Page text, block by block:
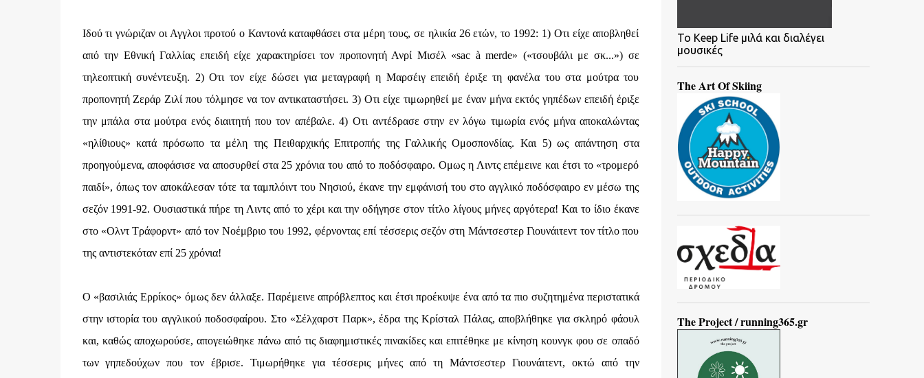
Ιδού τι γνώριζαν οι Αγγλοι προτού ο Καντονά καταφθάσει στα μέρη τους, σε ηλικία 26 ετών, το 1992: 1) Οτι είχε αποβληθεί
από την Εθνική Γαλλίας επειδή είχε χαρακτηρίσει τον προπονητή Ανρί Μισέλ «sac à merde» («τσουβάλι με σκ...») σε
τηλεοπτική συνέντευξη. 2) Οτι τον είχε δώσει για μεταγραφή η Μαρσέιγ επειδή έριξε τη φανέλα του στα μούτρα του
προπονητή Ζεράρ Ζιλί που τόλμησε να τον αντικαταστήσει. 3) Οτι είχε τιμωρηθεί με έναν μήνα εκτός γηπέδων επειδή έριξε
την μπάλα στα μούτρα ενός διαιτητή που τον απέβαλε. 4) Οτι αντέδρασε στην εν λόγω τιμωρία ενός μήνα αποκαλώντας
«ηλίθιους» κατά πρόσωπο τα μέλη της Πειθαρχικής Επιτροπής της Γαλλικής Ομοσπονδίας. Και 5) ως απάντηση στα
προηγούμενα, αποφάσισε να αποσυρθεί στα 25 χρόνια του από το ποδόσφαιρο. Ομως η Λιντς επέμεινε και έτσι το «τρομερό
παιδί», όπως τον αποκάλεσαν τότε τα ταμπλόιντ του Νησιού, έκανε την εμφάνισή του στο αγγλικό ποδόσφαιρο εν μέσω της
σεζόν 1991-92. Ουσιαστικά πήρε τη Λιντς από το χέρι και την οδήγησε στον τίτλο λίγους μήνες αργότερα! Και το ίδιο έκανε
στο «Ολντ Τράφορντ» από τον Νοέμβριο του 1992, φέρνοντας επί τέσσερις σεζόν στη Μάντσεστερ Γιουνάιτεντ τον τίτλο που
της αντιστεκόταν επί 25 χρόνια!
Ο «βασιλιάς Ερρίκος» όμως δεν άλλαξε. Παρέμεινε απρόβλεπτος και έτσι προέκυψε ένα από τα πιο συζητημένα περιστατικά
στην ιστορία του αγγλικού ποδοσφαίρου. Στο «Σέλχαρστ Παρκ», έδρα της Κρίσταλ Πάλας, αποβλήθηκε για σκληρό φάουλ
και, καθώς αποχωρούσε, απογειώθηκε πάνω από τις διαφημιστικές πινακίδες και επιτέθηκε με κίνηση κουνγκ φου σε οπαδό
των γηπεδούχων που τον έβρισε. Τιμωρήθηκε για τέσσερις μήνες από τη Μάντσεστερ Γιουνάιτεντ, οκτώ από την
To Keep Life μιλά και διαλέγει
μουσικές
The Art Of Skiing
The Project / running365.gr